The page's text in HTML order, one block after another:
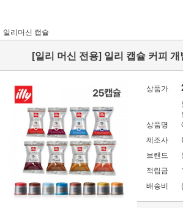
일리머신 캡슐
[일리 머신 전용] 일리 캡슐 커피
상품가
상품명
제조사
브랜드
적립금
배송비